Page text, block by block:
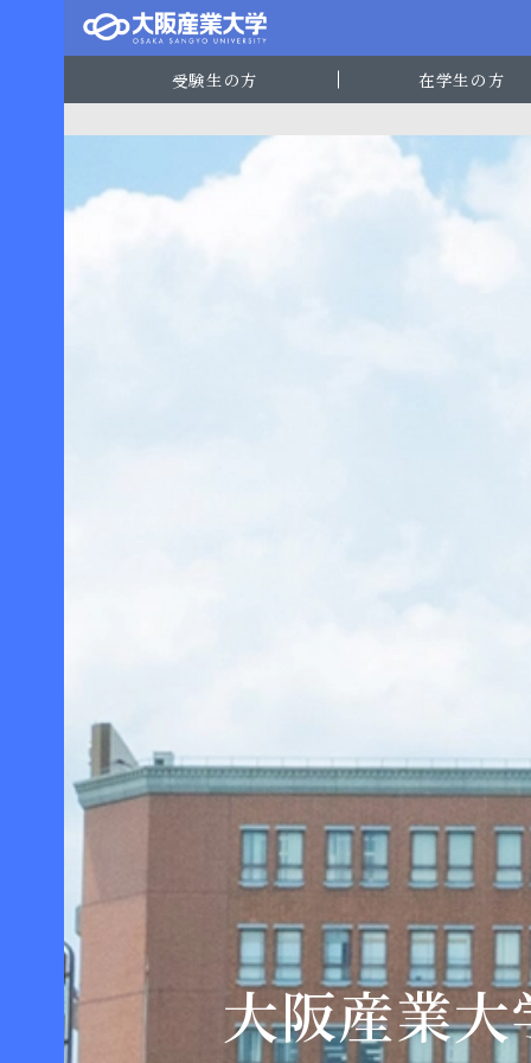
受験生の方 在学生の方
大阪産業